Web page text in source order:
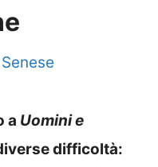
a Uomini e
difficoltà: